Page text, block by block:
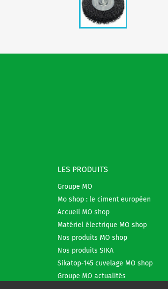
LES PRODUITS
Groupe MO
Mo shop : le ciment européen
Accueil MO shop
Matériel électrique MO shop
Nos produits MO shop
Nos produits SIKA
Sikatop-145 cuvelage MO shop
Groupe MO actualités